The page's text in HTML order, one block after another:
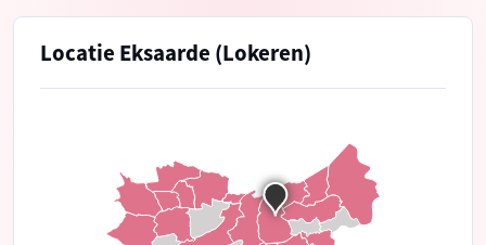
Locatie Eksaarde (Lokeren)